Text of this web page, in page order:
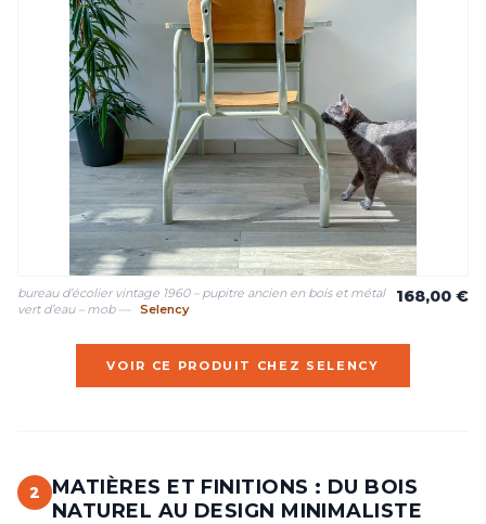
bureau d’écolier vintage 1960 – pupitre ancien en bois et métal
vert d’eau – mob —
Selency
168,00 €
VOIR CE PRODUIT CHEZ SELENCY
2
MATIÈRES ET FINITIONS : DU BOIS
NATUREL AU DESIGN MINIMALISTE